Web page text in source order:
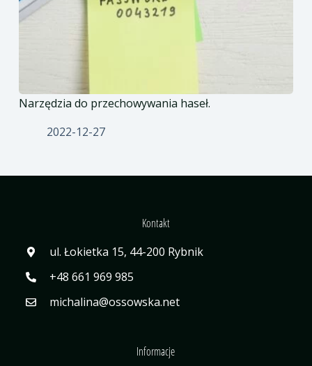
Narzędzia do przechowywania haseł.
2022-12-27
Kontakt
ul. Łokietka 15, 44-200 Rybnik
+48 661 969 985
michalina@ossowska.net
Informacje